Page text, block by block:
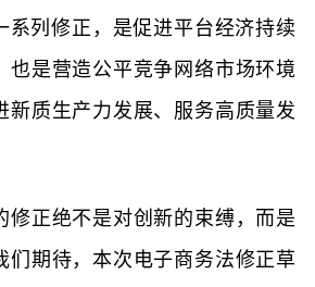
列修正，是促进平台经济持续
也是营造公平竞争网络市场环境
新质生产力发展、服务高质量发
正绝不是对创新的束缚，而是
们期待，本次电子商务法修正草